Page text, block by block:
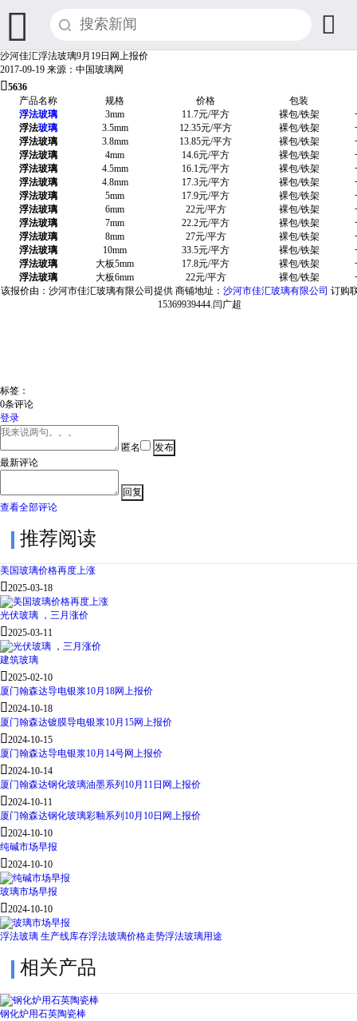
 
沙河佳汇浮法玻璃9月19日网上报价
2017-09-19 来源：中国玻璃网
5636
产品名称
规格 价格
包装
浮法玻璃
3mm 11.7元/平方 裸包/铁架
浮法玻璃 3.5mm 12.35元/平方 裸包/铁架
浮法玻璃
3.8mm 13.85元/平方 裸包/铁架
浮法玻璃
4mm 14.6元/平方 裸包/铁架
浮法玻璃
4.5mm 16.1元/平方 裸包/铁架
浮法玻璃
4.8mm 17.3元/平方 裸包/铁架
浮法玻璃
5mm 17.9元/平方 裸包/铁架
浮法玻璃
6mm 22元/平方 裸包/铁架
浮法玻璃
7mm 22.2元/平方 裸包/铁架
浮法玻璃
8mm 27元/平方 裸包/铁架
浮法玻璃
10mm 33.5元/平方 裸包/铁架
浮法玻璃
大板5mm 17.8元/平方 裸包/铁架
浮法玻璃
大板6mm 22元/平方 裸包/铁架
该报价由：沙河市佳汇玻璃有限公司提供 商铺地址： 沙河市佳汇玻璃有限公司 订购
15369939444.闫广超
标签：
0条评论
登录
匿名
最新评论
查看全部评论
推荐阅读
美国玻璃价格再度上涨
2025-03-18
光伏玻璃 ，三月涨价
2025-03-11
建筑玻璃
2025-02-10
厦门翰森达导电银浆10月18网上报价
2024-10-18
厦门翰森达镀膜导电银浆10月15网上报价
2024-10-15
厦门翰森达导电银浆10月14号网上报价
2024-10-14
厦门翰森达钢化玻璃油墨系列10月11日网上报价
2024-10-11
厦门翰森达钢化玻璃彩釉系列10月10日网上报价
2024-10-10
纯碱市场早报
2024-10-10
玻璃市场早报
2024-10-10
浮法玻璃 生产线库存浮法玻璃价格走势浮法玻璃用途
相关产品
钢化炉用石英陶瓷棒